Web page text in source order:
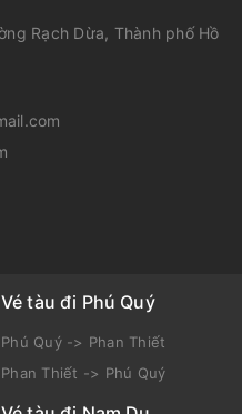
Rạch Dừa, Thành phố Hồ
Vé tàu đi Phú Quý
Phú Quý -> Phan Thiết
Phan Thiết -> Phú Quý